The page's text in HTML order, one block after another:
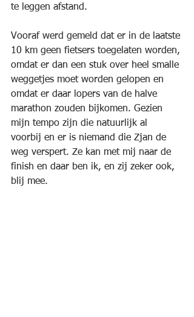
te leggen afstand.
Vooraf werd gemeld dat er in de laatste
10 km geen fietsers toegelaten worden,
omdat er dan een stuk over heel smalle
weggetjes moet worden gelopen en
omdat er daar lopers van de halve
marathon zouden bijkomen. Gezien
mijn tempo zijn die natuurlijk al
voorbij en er is niemand die Zjan de
weg verspert. Ze kan met mij naar de
finish en daar ben ik, en zij zeker ook,
blij mee.